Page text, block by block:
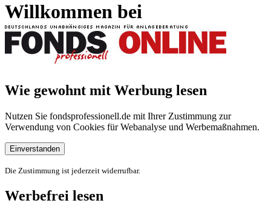
Willkommen bei
Wie gewohnt mit Werbung lesen
Nutzen Sie fondsprofessionell.de mit Ihrer Zustimmung zur
Verwendung von Cookies für Webanalyse und Werbemaßnahmen.
Einverstanden
Die Zustimmung ist jederzeit widerrufbar.
Werbefrei lesen